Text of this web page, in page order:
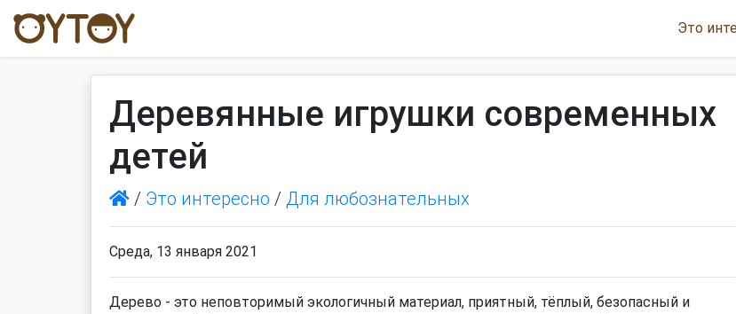
Это
Деревянные игрушки современных
детей
/ Это интересно / Для любознательных
Среда, 13 января 2021
Дерево - это неповторимый экологичный материал, приятный, тёплый, безопасный и